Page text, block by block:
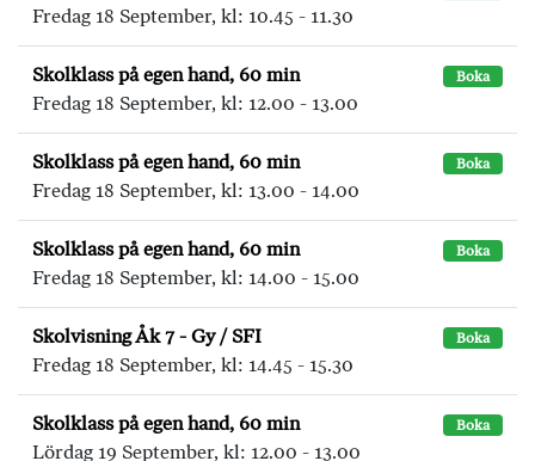
Fredag 18 September, kl: 10.45 - 11.30
Skolklass på egen hand, 60 min Boka
Fredag 18 September, kl: 12.00 - 13.00
Skolklass på egen hand, 60 min Boka
Fredag 18 September, kl: 13.00 - 14.00
Skolklass på egen hand, 60 min Boka
Fredag 18 September, kl: 14.00 - 15.00
Skolvisning Åk 7 - Gy / SFI Boka
Fredag 18 September, kl: 14.45 - 15.30
Skolklass på egen hand, 60 min Boka
Lördag 19 September, kl: 12.00 - 13.00